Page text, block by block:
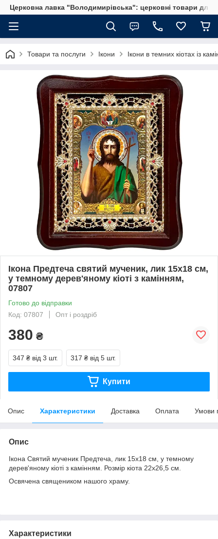
Церковна лавка "Володимирівська": церковні товари для
Товари та послуги Ікони Ікони в темних кіотах із
Ікона Предтеча святий мученик, лик 15х18 см,
у темному дерев'яному кіоті з камінням,
07807
Готово до відправки
Код: 07807
Опт і роздріб
380 ₴
347 ₴ від 3 шт. 317 ₴ від 5 шт.
Купити
Опис Характеристики Доставка Оплата Умови
Опис
Ікона Святий мученик Предтеча, лик 15х18 см, у темному
дерев'яному кіоті з камінням. Розмір кіота 22х26,5 см.
Освячена священиком нашого храму.
Характеристики